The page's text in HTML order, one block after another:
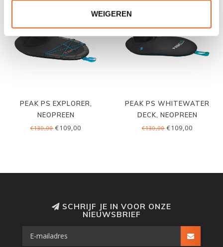
WEIGEREN
PEAK PS EXPLORER,
NEOPREEN
€130,00 €109,00
PEAK PS WHITEWATER
DECK, NEOPREEN
€130,00 €109,00
SCHRIJF JE IN VOOR ONZE
NIEUWSBRIEF